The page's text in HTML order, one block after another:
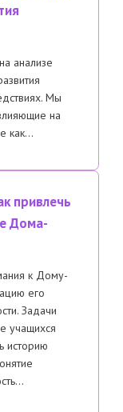
анализе
Мы
на
как…
привлечь
Дома-
к Дому-
его
Задачи
учащихся
историю